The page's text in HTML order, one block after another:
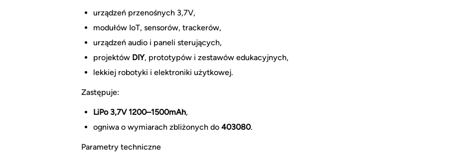
urządzeń przenośnych 3,7V,
modułów IoT, sensorów, trackerów,
urządzeń audio i paneli sterujących,
projektów DIY, prototypów i zestawów edukacyjnych,
lekkiej robotyki i elektroniki użytkowej.
Zastępuje:
LiPo 3,7V 1200–1500mAh,
ogniwa o wymiarach zbliżonych do 403080.
Parametry techniczne